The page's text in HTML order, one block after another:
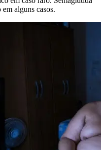
alguns casos.